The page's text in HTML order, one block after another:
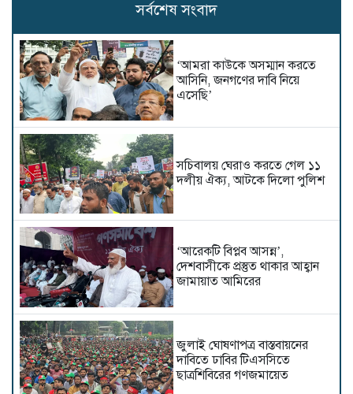
সর্বশেষ সংবাদ
‘আমরা কাউকে অসম্মান করতে
আসিনি, জনগণের দাবি নিয়ে
এসেছি’
সচিবালয় ঘেরাও করতে গেল ১১
দলীয় ঐক্য, আটকে দিলো পুলিশ
‘আরেকটি বিপ্লব আসন্ন’,
দেশবাসীকে প্রস্তুত থাকার আহ্বান
জামায়াত আমিরের
জুলাই ঘোষণাপত্র বাস্তবায়নের
দাবিতে ঢাবির টিএসসিতে
ছাত্রশিবিরের গণজমায়েত